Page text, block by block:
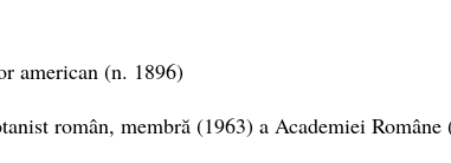
american (n. 1896)
român, membră (1963) a Academiei Române